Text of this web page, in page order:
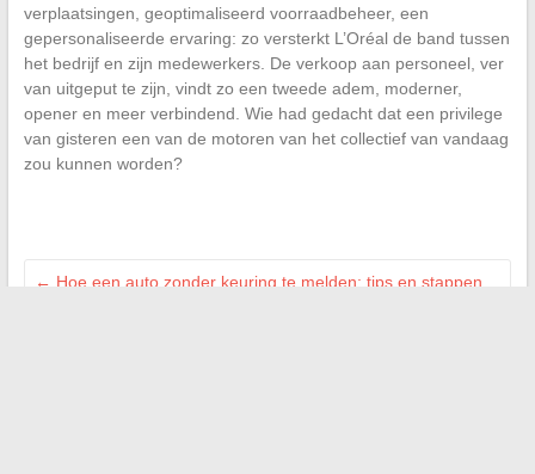
verplaatsingen, geoptimaliseerd voorraadbeheer, een
gepersonaliseerde ervaring: zo versterkt L’Oréal de band tussen
het bedrijf en zijn medewerkers. De verkoop aan personeel, ver
van uitgeput te zijn, vindt zo een tweede adem, moderner,
opener en meer verbindend. Wie had gedacht dat een privilege
van gisteren een van de motoren van het collectief van vandaag
zou kunnen worden?
← Hoe een auto zonder keuring te melden: tips en stappen